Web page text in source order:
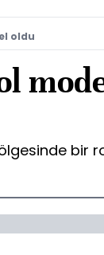
oldu
bir